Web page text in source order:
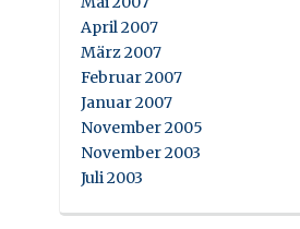
April 2007
März 2007
Februar 2007
Januar 2007
November 2005
November 2003
Juli 2003